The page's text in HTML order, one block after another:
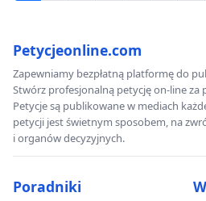
Petycjeonline.com
Zapewniamy bezpłatną platformę do
Stwórz profesjonalną petycję on-line za
Petycje są publikowane w mediach
petycji jest świetnym sposobem, na
i organów decyzyjnych.
Poradniki